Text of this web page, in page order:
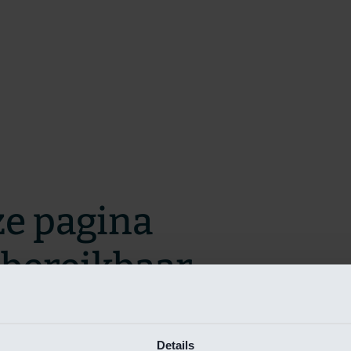
Details
pagina
zo snel mogelijk te verhelpen.